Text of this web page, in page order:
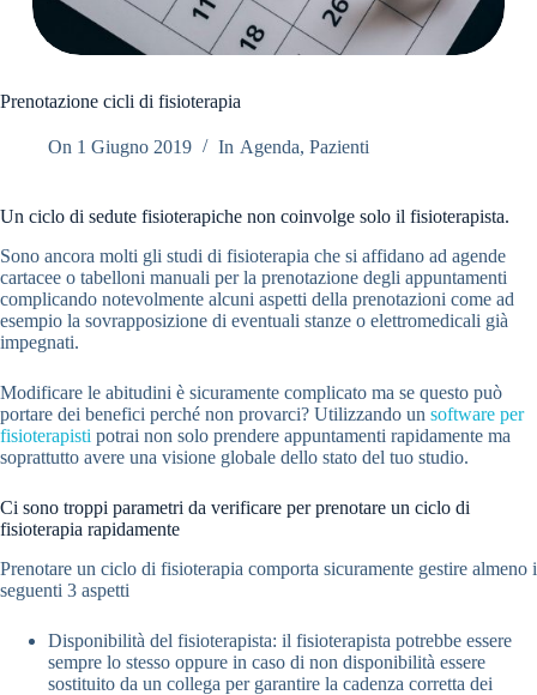
Prenotazione cicli di fisioterapia
On 1 Giugno 2019 In Agenda, Pazienti
Un ciclo di sedute fisioterapiche non coinvolge solo il fisioterapista.
Sono ancora molti gli studi di fisioterapia che si affidano ad agende
cartacee o tabelloni manuali per la prenotazione degli appuntamenti
complicando notevolmente alcuni aspetti della prenotazioni come ad
esempio la sovrapposizione di eventuali stanze o elettromedicali già
impegnati.
Modificare le abitudini è sicuramente complicato ma se questo può
portare dei benefici perché non provarci? Utilizzando un software per
fisioterapisti potrai non solo prendere appuntamenti rapidamente ma
soprattutto avere una visione globale dello stato del tuo studio.
Ci sono troppi parametri da verificare per prenotare un ciclo di
fisioterapia rapidamente
Prenotare un ciclo di fisioterapia comporta sicuramente gestire almeno i
seguenti 3 aspetti
Disponibilità del fisioterapista: il fisioterapista potrebbe essere
sempre lo stesso oppure in caso di non disponibilità essere
sostituito da un collega per garantire la cadenza corretta dei